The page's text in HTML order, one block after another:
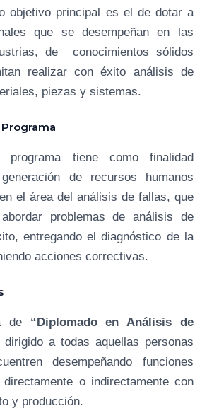
objetivo principal es el de dotar a
que se desempeñan en las
de conocimientos sólidos
realizar con éxito análisis de
piezas y sistemas.
programa tiene como finalidad
de recursos humanos
el área del análisis de fallas, que
problemas de análisis de
entregando el diagnóstico de la
acciones correctivas.
de“Diplomado en Análisis de
dirigido a todas aquellas personas
desempeñando funciones
directamente o indirectamente con
y producción.